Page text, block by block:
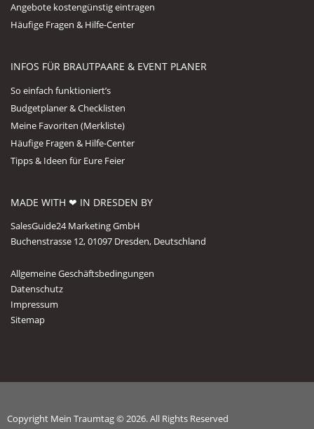
Angebote kostengünstig eintragen
Häufige Fragen & Hilfe-Center
INFOS FÜR BRAUTPAARE & EVENT PLANER
So einfach funktioniert’s
Budgetplaner & Checklisten
Meine Favoriten (Merkliste)
Häufige Fragen & Hilfe-Center
Tipps & Ideen für Eure Feier
MADE WITH ❤ IN DRESDEN BY
SalesGuide24 Marketing GmbH
Buchenstrasse 12, 01097 Dresden, Deutschland
Allgemeine Geschäftsbedingungen
Datenschutz
Impressum
Sitemap
Copyright Mein Traumtag © 2026. All Rights Reserved